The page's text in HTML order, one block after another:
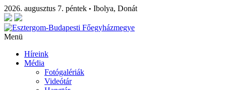
2026. augusztus 7. péntek • Ibolya, Donát
Menü
Híreink
Média
Fotógalériák
Videótár